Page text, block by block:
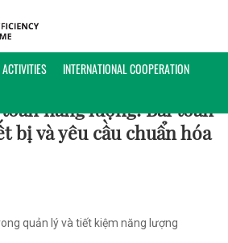
ACTIVITIES
INTERNATIONAL COOPERATION
CÔNG NGHỆ
năng lượng: Bài toán
bị và yêu cầu chuẩn hóa
quản lý và tiết kiệm năng lượng